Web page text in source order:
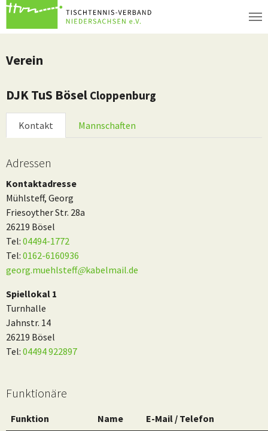
Zum Hauptinhalt springen
Verein
DJK TuS Bösel Cloppenburg
Kontakt Mannschaften
Adressen
Kontaktadresse
Mühlsteff, Georg
Friesoyther Str. 28a
26219 Bösel
Tel: 04494-1772
Tel: 0162-6160936
georg.muehlsteff@kabelmail.de
Spiellokal 1
Turnhalle
Jahnstr. 14
26219 Bösel
Tel: 04494 922897
Funktionäre
Funktion Name E-Mail / Telefon